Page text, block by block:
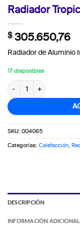
Radiador
$305.650,76
Radiador de Aluminio
17 disponibles
Radiador Tropical Peisa
SKU: 004065
Categorías: Calefacción,
DESCRIPCIÓN
INFORMACIÓN ADICIONAL